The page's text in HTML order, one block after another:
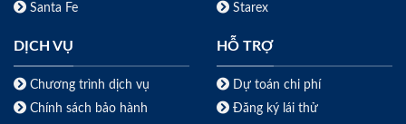
Santa Fe
Starex
DỊCH VỤ
Chương trình dịch vụ
Chính sách bảo hành
HỖ TRỢ
Dự toán chi phí
Đăng ký lái thử